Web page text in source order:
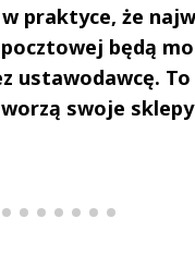
praktyce, że
będą
ustawodawcę.
swoje